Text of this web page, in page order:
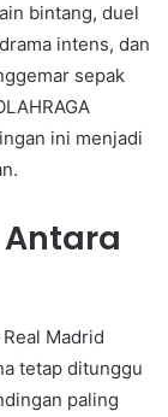
bintang, duel
intens, dan
sepak
ini menjadi
Madrid
tetap ditunggu
paling